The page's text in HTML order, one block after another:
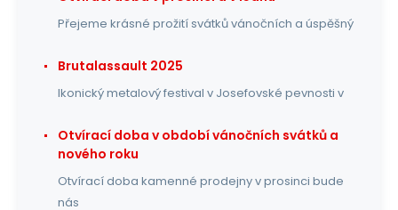
Přejeme krásné prožití svátků vánočních a úspěšný
Brutalassault 2025
Ikonický metalový festival v Josefovské pevnosti v
Otvírací doba v období vánočních svátků a
nového roku
Otvírací doba kamenné prodejny v prosinci bude
nás